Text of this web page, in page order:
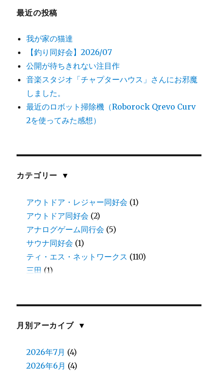
最近の投稿
我が家の猫達
【釣り同好会】2026/07
公開が待ちきれない注目作
音楽スタジオ「チャプターハウス」さんにお邪魔
しました。
最近のロボット掃除機（Roborock Qrevo Curv
2を使ってみた感想）
カテゴリー ▼
アウトドア・レジャー同好会 (1)
アウトドア同好会 (2)
アナログゲーム同行会 (5)
サウナ同好会 (1)
ティ・エス・ネットワークス (110)
三田 (1)
佐川(1)
佐藤（正） (6)
入江(2)
月別アーカイブ ▼
2026年7月 (4)
2026年6月 (4)